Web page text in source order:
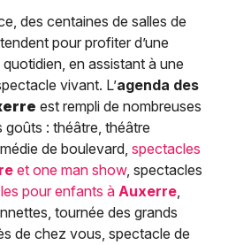
des centaines de salles de
pour profiter d’une
en assistant à une
vivant. L’agenda des
est rempli de nombreuses
goûts : théâtre, théâtre
de boulevard, spectacles
et one man show, spectacles
pour enfants àAuxerre,
tournée des grands
de chez vous, spectacle de